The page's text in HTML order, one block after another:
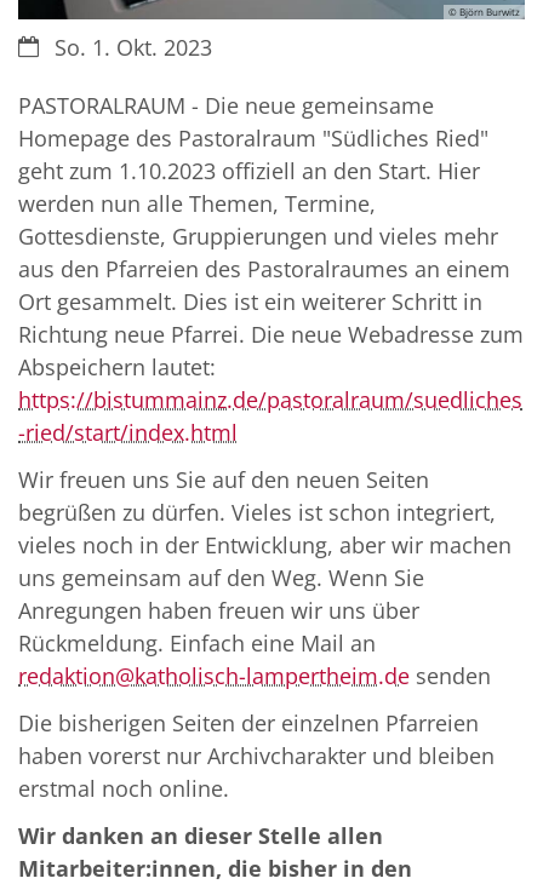
© Björn Burwitz
Datum:So. 1. Okt. 2023
PASTORALRAUM - Die neue gemeinsame
Homepage des Pastoralraum "Südliches Ried"
geht zum 1.10.2023 offiziell an den Start. Hier
werden nun alle Themen, Termine,
Gottesdienste, Gruppierungen und vieles mehr
aus den Pfarreien des Pastoralraumes an einem
Ort gesammelt. Dies ist ein weiterer Schritt in
Richtung neue Pfarrei. Die neue Webadresse zum
Abspeichern lautet:
https://bistummainz.de/pastoralraum/suedliches
-ried/start/index.html
Wir freuen uns Sie auf den neuen Seiten
begrüßen zu dürfen. Vieles ist schon integriert,
vieles noch in der Entwicklung, aber wir machen
uns gemeinsam auf den Weg. Wenn Sie
Anregungen haben freuen wir uns über
Rückmeldung. Einfach eine Mail an
redaktion@katholisch-lampertheim.de senden
Die bisherigen Seiten der einzelnen Pfarreien
haben vorerst nur Archivcharakter und bleiben
erstmal noch online.
Wir danken an dieser Stelle allen
Mitarbeiter:innen, die bisher in den